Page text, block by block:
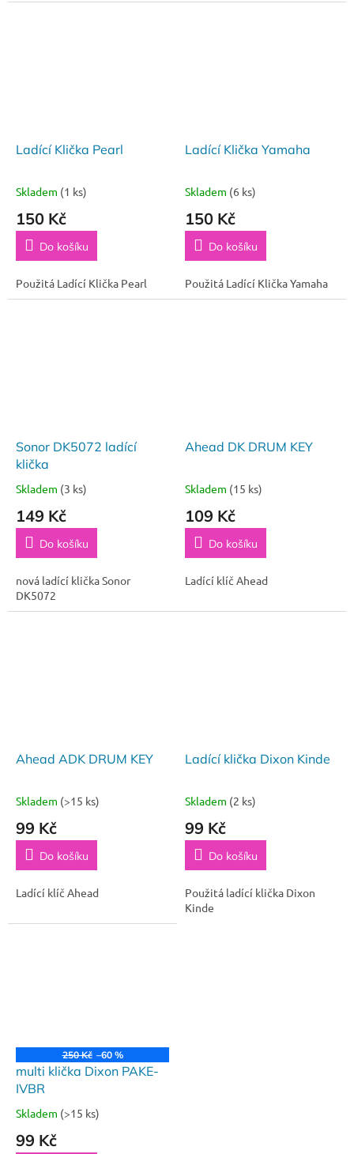
Ladící Klička Pearl
Skladem (1 ks)
150 Kč
Do košíku
Použitá Ladící Klička Pearl
Ladící Klička Yamaha
Skladem (6 ks)
150 Kč
Do košíku
Použitá Ladící Klička Yamaha
Sonor DK5072 ladící
klička
Skladem (3 ks)
149 Kč
Do košíku
nová ladící klička Sonor
DK5072
Ahead DK DRUM KEY
Skladem (15 ks)
109 Kč
Do košíku
Ladící klíč Ahead
Ahead ADK DRUM KEY
Skladem (>15 ks)
99 Kč
Do košíku
Ladící klíč Ahead
Ladící klička Dixon Kinde
Skladem (2 ks)
99 Kč
Do košíku
Použitá ladící klička Dixon
Kinde
250 Kč –60 %
multi klička Dixon PAKE-
IVBR
Skladem (>15 ks)
99 Kč